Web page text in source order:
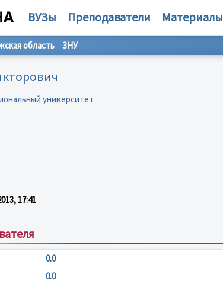
ВУЗы Преподаватели Материалы
область ЗНУ
университет
17:41
0.0
0.0